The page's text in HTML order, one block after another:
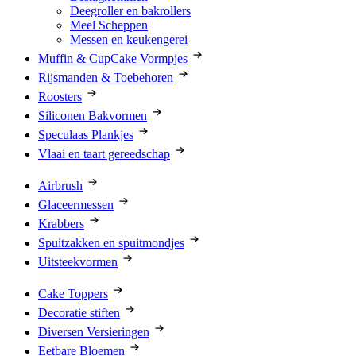
Deegroller en bakrollers
Meel Scheppen
Messen en keukengerei
Muffin & CupCake Vormpjes
Rijsmanden & Toebehoren
Roosters
Siliconen Bakvormen
Speculaas Plankjes
Vlaai en taart gereedschap
Airbrush
Glaceermessen
Krabbers
Spuitzakken en spuitmondjes
Uitsteekvormen
Cake Toppers
Decoratie stiften
Diversen Versieringen
Eetbare Bloemen